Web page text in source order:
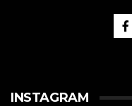
INSTAGRAM